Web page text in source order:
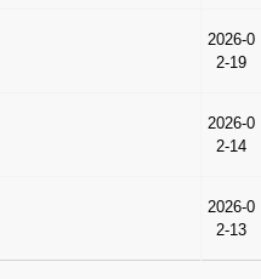
2026-0
2-19
2026-0
2-14
2026-0
2-13